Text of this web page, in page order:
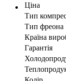
Ціна
Тип
Тип фреона
Країна
Гарантія